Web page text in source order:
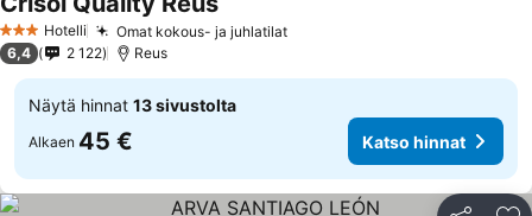
3 Tähtiluokitus
Hotelli Omat kokous- ja juhlatilat
6,4 2 122 Reus
Näytä hinnat 13 sivustolta
Alkaen 45 € Katso hinnat